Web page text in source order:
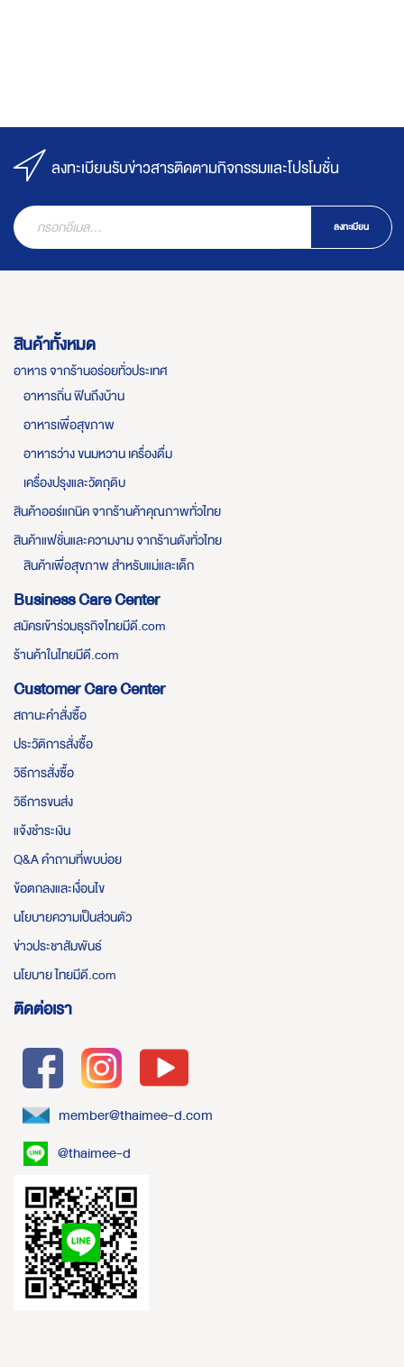
ลงทะเบียนรับข่าวสารติดตามกิจกรรมและโปรโมชั่น
ลงทะเบียน
สินค้าทั้งหมด
อาหาร จากร้านอร่อยทั่วประเทศ
อาหารถิ่น ฟินถึงบ้าน
อาหารเพื่อสุขภาพ
อาหารว่าง ขนมหวาน เครื่องดื่ม
เครื่องปรุงและวัตถุดิบ
สินค้าออร์แกนิค จากร้านค้าคุณภาพทั่วไทย
สินค้าแฟชั่นและความงาม จากร้านดังทั่วไทย
สินค้าเพื่อสุขภาพ สำหรับแม่และเด็ก
Business Care Center
สมัครเข้าร่วมธุรกิจไทยมีดี.com
ร้านค้าในไทยมีดี.com
Customer Care Center
สถานะคำสั่งซื้อ
ประวัติการสั่งซื้อ
วิธีการสั่งซื้อ
วิธีการขนส่ง
แจ้งชำระเงิน
Q&A คำถามที่พบบ่อย
ข้อตกลงและเงื่อนไข
นโยบายความเป็นส่วนตัว
ข่าวประชาสัมพันธ์
นโยบาย ไทยมีดี.com
ติดต่อเรา
member@thaimee-d.com
@thaimee-d